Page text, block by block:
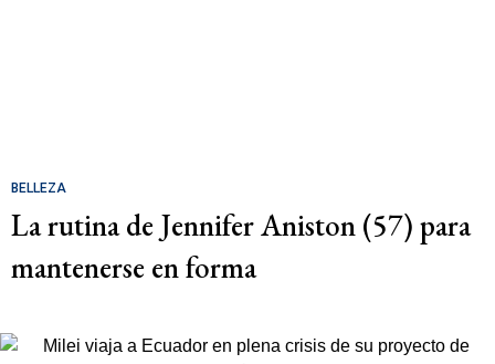
BELLEZA
La rutina de Jennifer Aniston (57) para
mantenerse en forma